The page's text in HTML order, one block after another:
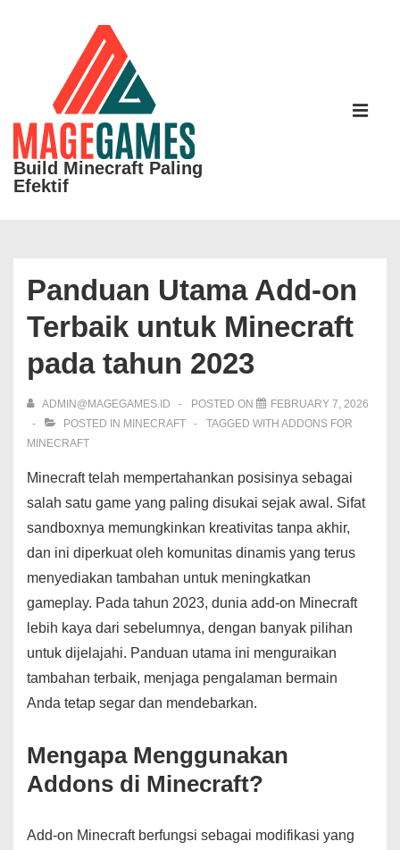
Build Minecraft Paling
Efektif
Main
Panduan Utama Add-on
Terbaik untuk Minecraft
pada tahun 2023
ADMIN@MAGEGAMES.ID POSTED ON
FEBRUARY 7, 2026
POSTED IN MINECRAFT TAGGED WITH ADDONS FOR
MINECRAFT
Minecraft telah mempertahankan posisinya sebagai
salah satu game yang paling disukai sejak awal. Sifat
sandboxnya memungkinkan kreativitas tanpa akhir,
dan ini diperkuat oleh komunitas dinamis yang terus
menyediakan tambahan untuk meningkatkan
gameplay. Pada tahun 2023, dunia add-on Minecraft
lebih kaya dari sebelumnya, dengan banyak pilihan
untuk dijelajahi. Panduan utama ini menguraikan
tambahan terbaik, menjaga pengalaman bermain
Anda tetap segar dan mendebarkan.
Mengapa Menggunakan
Addons di Minecraft?
Add-on Minecraft berfungsi sebagai modifikasi yang